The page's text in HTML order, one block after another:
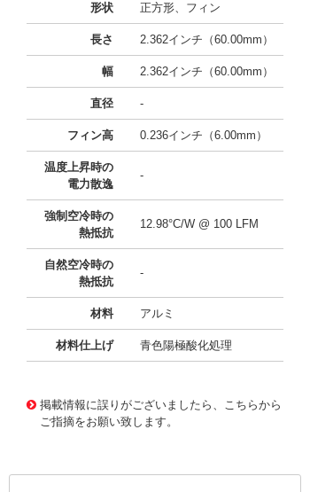
形状 正方形、フィン
長さ 2.362インチ（60.00mm）
幅 2.362インチ（60.00mm）
直径 -
フィン高 0.236インチ（6.00mm）
温度上昇時の
電力散逸
-
強制空冷時の
熱抵抗
12.98°C/W @ 100 LFM
自然空冷時の
熱抵抗
-
材料 アルミ
材料仕上げ 青色陽極酸化処理
掲載情報に誤りがございましたら、こちらから
ご指摘をお願い致します。